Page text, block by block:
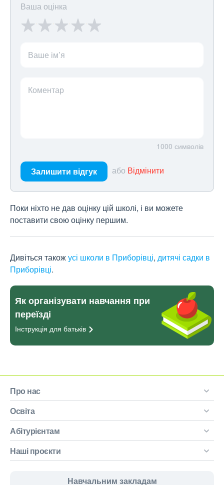
Ваша оцінка
Ваше ім’я
Коментар
1000 символів
Залишити відгук або Відмінити
Поки ніхто не дав оцінку цій школі, і ви можете
поставити свою оцінку першим.
Дивіться такожусі школи в Приборівці, дитячі садки в
Приборівці.
Як організувати навчання при
переїзді
Інструкція для батьків
Про нас
Освіта
Абітурієнтам
Наші проєкти
Навчальним закладам